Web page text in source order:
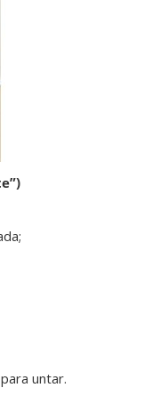
untar.